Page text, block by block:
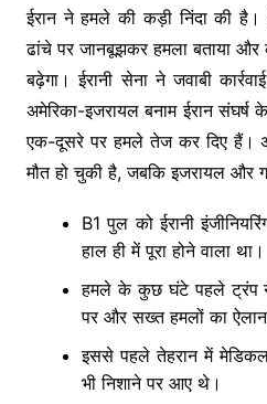
ईरान ने हमले की कड़ी निंदा की है।
ढांचे पर जानबूझकर हमला बताया
बढ़ेगा। ईरानी सेना ने जवाबी
अमेरिका-इजरायल बनाम ईरान संघर्ष
एक-दूसरे पर हमले तेज कर दिए हैं।
मौत हो चुकी है, जबकि इजरायल और
B1 पुल को ईरानी
हाल ही में पूरा होने वाला था।
हमले के कुछ घंटे पहले ट्रंप ने
पर और सख्त हमलों का ऐलान
इससे पहले तेहरान में
भी निशाने पर आए थे।